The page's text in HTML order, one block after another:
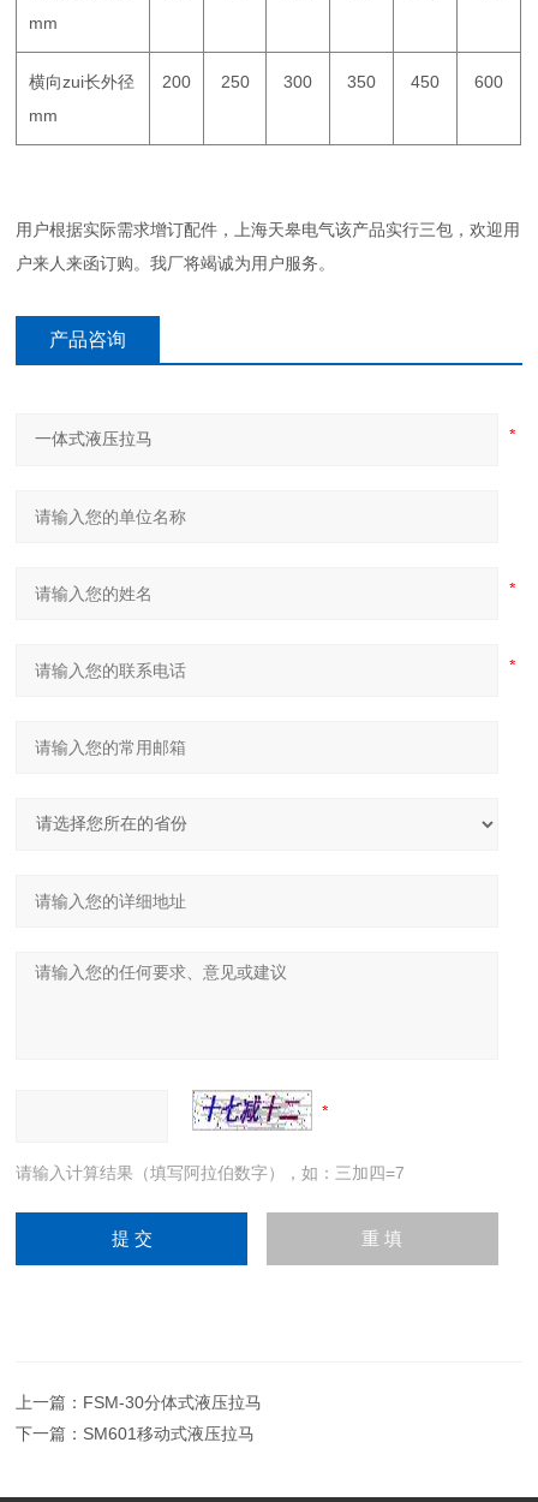
mm
横向zui长外径
mm
200 250 300 350 450 600
用户根据实际需求增订配件，上海天皋电气该产品实行三包，欢迎用
户来人来函订购。我厂将竭诚为用户服务。
产品咨询
请输入计算结果（填写阿拉伯数字），如：三加四=7
上一篇： FSM-30分体式液压拉马
下一篇： SM601移动式液压拉马